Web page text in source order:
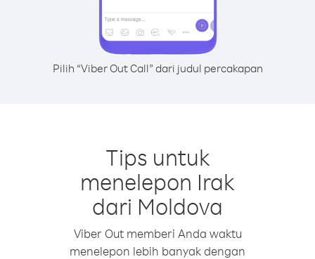
Pilih “Viber Out Call” dari judul percakapan
Tips untuk
menelepon Irak
dari Moldova
Viber Out memberi Anda waktu
menelepon lebih banyak dengan